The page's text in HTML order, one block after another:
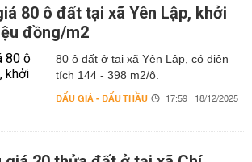
80 ô đất tại xã Yên Lập, khởi
đồng/m2
80 ô đất ở tại xã Yên Lập, có diện
tích 144 - 398 m2/ô.
ĐẤU GIÁ - ĐẤU THẦU 17:59 | 18/12/2025